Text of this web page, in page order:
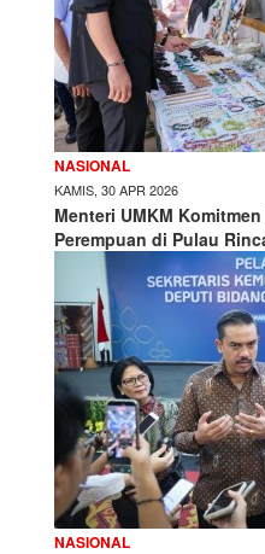
NASIONAL
KAMIS, 30 APR 2026
Menteri UMKM
Perempuan di Pulau
NASIONAL